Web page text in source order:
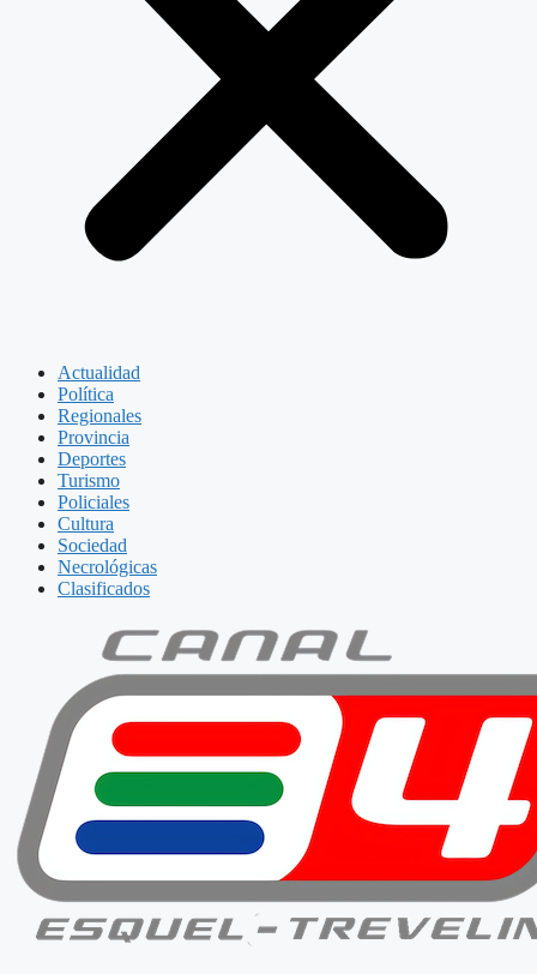
Actualidad
Política
Regionales
Provincia
Deportes
Turismo
Policiales
Cultura
Sociedad
Necrológicas
Clasificados